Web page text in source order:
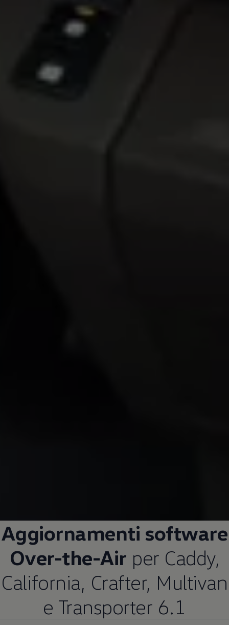
Aggiornamenti software
Over-the-Air per Caddy,
California, Crafter, Multivan
e Transporter 6.1